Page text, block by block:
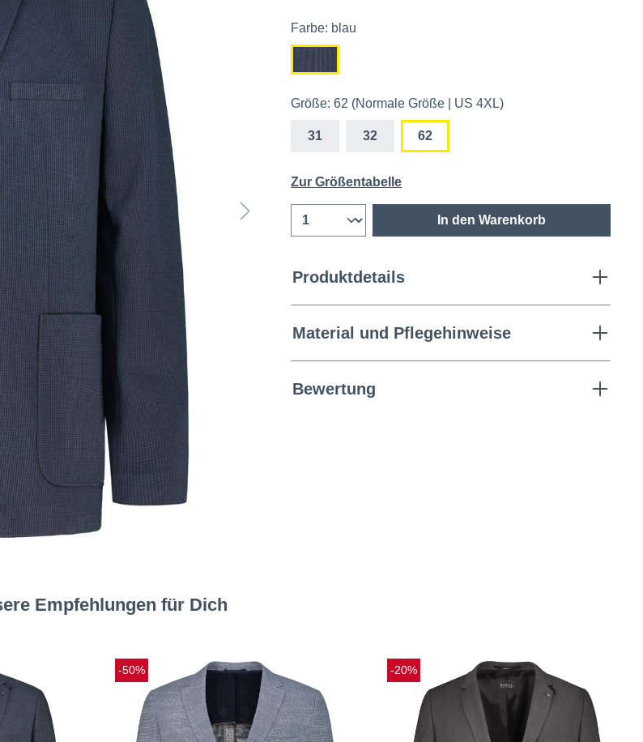
Farbe: blau
Größe: 62 (Normale Größe | US 4XL)
31 32 62
Zur Größentabelle
In den Warenkorb
Produktdetails
Material und Pflegehinweise
Bewertung
Empfehlungen für Dich
-50% -20%